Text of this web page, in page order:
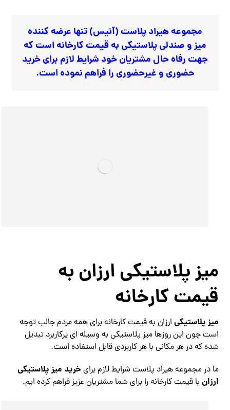
مجموعه هیراد پلاست (آنیس) تنها عرضه کننده
میز و صندلی پلاستیکی به قیمت کارخانه است که
جهت رفاه حال مشتریان خود شرایط لازم برای خرید
حضوری و غیرحضوری را فراهم نموده است.
میز پلاستیکی ارزان به
قیمت کارخانه
میز پلاستیکی ارزان به قیمت کارخانه برای همه مردم جالب توجه
است چون این روزها میز پلاستیکی به وسیله ای پرکاربرد تبدیل
شده که در هر مکانی با هر کاربردی قابل استفاده است.
ما در مجموعه هیراد پلاست شرایط لازم برای خرید میز پلاستیکی
ارزان با قیمت کارخانه را برای شما مشتریان عزیز فراهم کرده ایم.